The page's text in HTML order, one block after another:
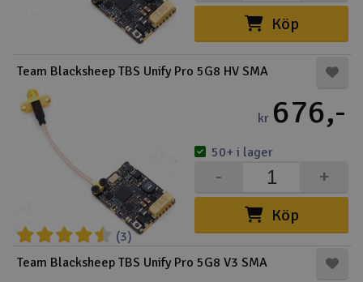
Köp
Team Blacksheep TBS Unify Pro 5G8 HV SMA
(3)
kr 676,-
Köp
+
-
50+ i lager
Team Blacksheep TBS Unify Pro 5G8 V3 SMA